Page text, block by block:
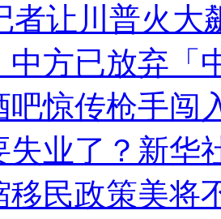
者让川普火大
中方已放弃「
吧惊传枪手闯
失业了？新华
移民政策美将